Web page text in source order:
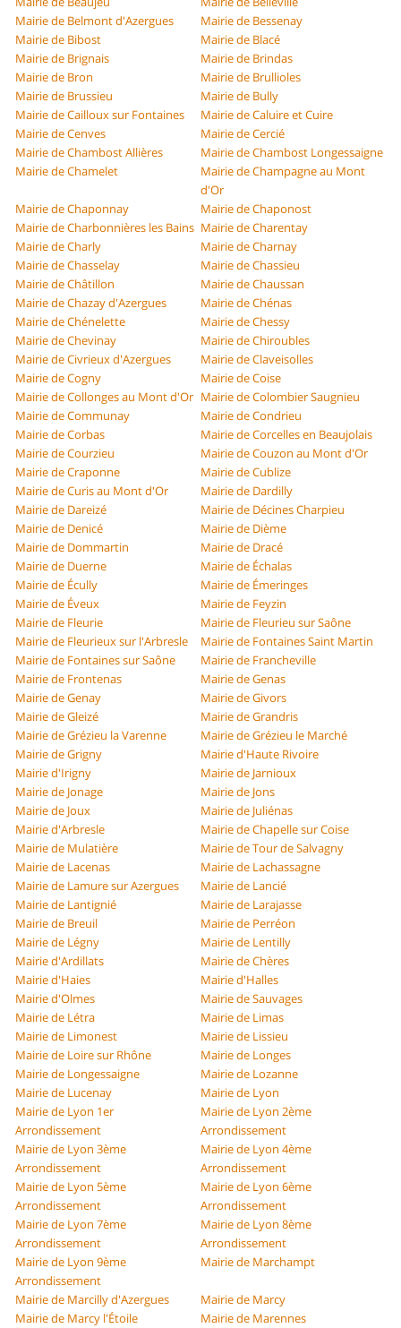
Mairie de Belmont d'Azergues
Mairie de Bessenay
Mairie de Bibost
Mairie de Blacé
Mairie de Brignais
Mairie de Brindas
Mairie de Bron
Mairie de Brullioles
Mairie de Brussieu
Mairie de Bully
Mairie de Cailloux sur Fontaines
Mairie de Caluire et Cuire
Mairie de Cenves
Mairie de Cercié
Mairie de Chambost Allières
Mairie de Chambost Longessaigne
Mairie de Chamelet
Mairie de Champagne au Mont
d'Or
Mairie de Chaponnay
Mairie de Chaponost
Mairie de Charbonnières les Bains Mairie de Charentay
Mairie de Charly
Mairie de Charnay
Mairie de Chasselay
Mairie de Chassieu
Mairie de Châtillon
Mairie de Chaussan
Mairie de Chazay d'Azergues
Mairie de Chénas
Mairie de Chénelette
Mairie de Chessy
Mairie de Chevinay
Mairie de Chiroubles
Mairie de Civrieux d'Azergues
Mairie de Claveisolles
Mairie de Cogny
Mairie de Coise
Mairie de Collonges au Mont d'Or Mairie de Colombier Saugnieu
Mairie de Communay
Mairie de Condrieu
Mairie de Corbas
Mairie de Corcelles en Beaujolais
Mairie de Courzieu
Mairie de Couzon au Mont d'Or
Mairie de Craponne
Mairie de Cublize
Mairie de Curis au Mont d'Or
Mairie de Dardilly
Mairie de Dareizé
Mairie de Décines Charpieu
Mairie de Denicé
Mairie de Dième
Mairie de Dommartin
Mairie de Dracé
Mairie de Duerne
Mairie de Échalas
Mairie de Écully
Mairie de Émeringes
Mairie de Éveux
Mairie de Feyzin
Mairie de Fleurie
Mairie de Fleurieu sur Saône
Mairie de Fleurieux sur l'Arbresle
Mairie de Fontaines Saint Martin
Mairie de Fontaines sur Saône
Mairie de Francheville
Mairie de Frontenas
Mairie de Genas
Mairie de Genay
Mairie de Givors
Mairie de Gleizé
Mairie de Grandris
Mairie de Grézieu la Varenne
Mairie de Grézieu le Marché
Mairie de Grigny
Mairie d'Haute Rivoire
Mairie d'Irigny
Mairie de Jarnioux
Mairie de Jonage
Mairie de Jons
Mairie de Joux
Mairie de Juliénas
Mairie d'Arbresle
Mairie de Chapelle sur Coise
Mairie de Mulatière
Mairie de Tour de Salvagny
Mairie de Lacenas
Mairie de Lachassagne
Mairie de Lamure sur Azergues
Mairie de Lancié
Mairie de Lantignié
Mairie de Larajasse
Mairie de Breuil
Mairie de Perréon
Mairie de Légny
Mairie de Lentilly
Mairie d'Ardillats
Mairie de Chères
Mairie d'Haies
Mairie d'Halles
Mairie d'Olmes
Mairie de Sauvages
Mairie de Létra
Mairie de Limas
Mairie de Limonest
Mairie de Lissieu
Mairie de Loire sur Rhône
Mairie de Longes
Mairie de Longessaigne
Mairie de Lozanne
Mairie de Lucenay
Mairie de Lyon
Mairie de Lyon 1er
Arrondissement
Mairie de Lyon 2ème
Arrondissement
Mairie de Lyon 3ème
Arrondissement
Mairie de Lyon 4ème
Arrondissement
Mairie de Lyon 5ème
Arrondissement
Mairie de Lyon 6ème
Arrondissement
Mairie de Lyon 7ème
Arrondissement
Mairie de Lyon 8ème
Arrondissement
Mairie de Lyon 9ème
Arrondissement
Mairie de Marchampt
Mairie de Marcilly d'Azergues
Mairie de Marcy
Mairie de Marcy l'Étoile
Mairie de Marennes